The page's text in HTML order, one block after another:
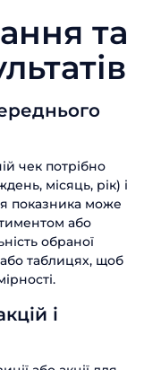
та
чек потрібно
місяць, рік) і
показника може
або
обраної
або таблицях, щоб
і